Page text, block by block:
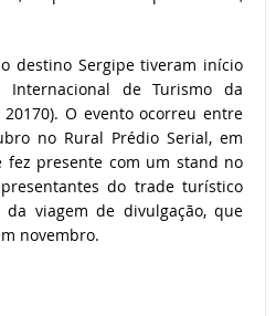
destino Sergipe tiveram início
de Turismo da
20170). O evento ocorreu entre
no Rural Prédio Serial, em
fez presente com um stand no
do trade turístico
viagem de divulgação, que
novembro.